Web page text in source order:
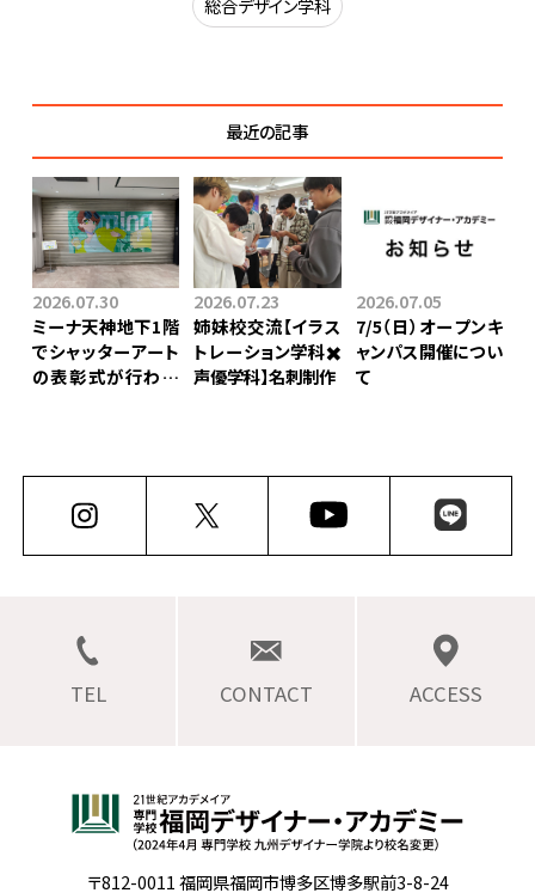
最近の記事
ミーナ天神地下1階
でシャッターアート
の表彰式が行われ
2026.07.30
姉妹校交流【イラス
トレーション学科✖️
声優学科】⁡名刺制作
2026.07.23
7/5（日）オープンキ
ャンパス開催につい
て
2026.07.05
TEL CONTACT ACCESS
〒812-0011 福岡県福岡市博多区博多駅前3-8-24